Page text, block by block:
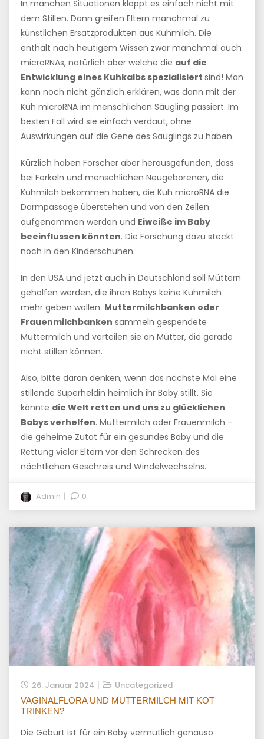
In manchen Situationen klappt es einfach nicht mit
dem Stillen. Dann greifen Eltern manchmal zu
künstlichen Ersatzprodukten aus Kuhmilch. Die
enthält nach heutigem Wissen zwar manchmal auch
microRNAs, natürlich aber welche die auf die
Entwicklung eines Kuhkalbs spezialisiert sind! Man
kann noch nicht gänzlich erklären, was dann mit der
Kuh microRNA im menschlichen Säugling passiert. Im
besten Fall wird sie einfach verdaut, ohne
Auswirkungen auf die Gene des Säuglings zu haben.
Kürzlich haben Forscher aber herausgefunden, dass
bei Ferkeln und menschlichen Neugeborenen, die
Kuhmilch bekommen haben, die Kuh microRNA die
Darmpassage überstehen und von den Zellen
aufgenommen werden und Eiweiße im Baby
beeinflussen könnten. Die Forschung dazu steckt
noch in den Kinderschuhen.
In den USA und jetzt auch in Deutschland soll Müttern
geholfen werden, die ihren Babys keine Kuhmilch
mehr geben wollen. Muttermilchbanken oder
Frauenmilchbanken sammeln gespendete
Muttermilch und verteilen sie an Mütter, die gerade
nicht stillen können.
Also, bitte daran denken, wenn das nächste Mal eine
stillende Superheldin heimlich ihr Baby stillt. Sie
könnte die Welt retten und uns zu glücklichen
Babys verhelfen. Muttermilch oder Frauenmilch –
die geheime Zutat für ein gesundes Baby und die
Rettung vieler Eltern vor den Schrecken des
nächtlichen Geschreis und Windelwechselns.
Admin 0
26. Januar 2024 Uncategorized
VAGINALFLORA UND MUTTERMILCH MIT KOT
TRINKEN?
Die Geburt ist für ein Baby vermutlich genauso